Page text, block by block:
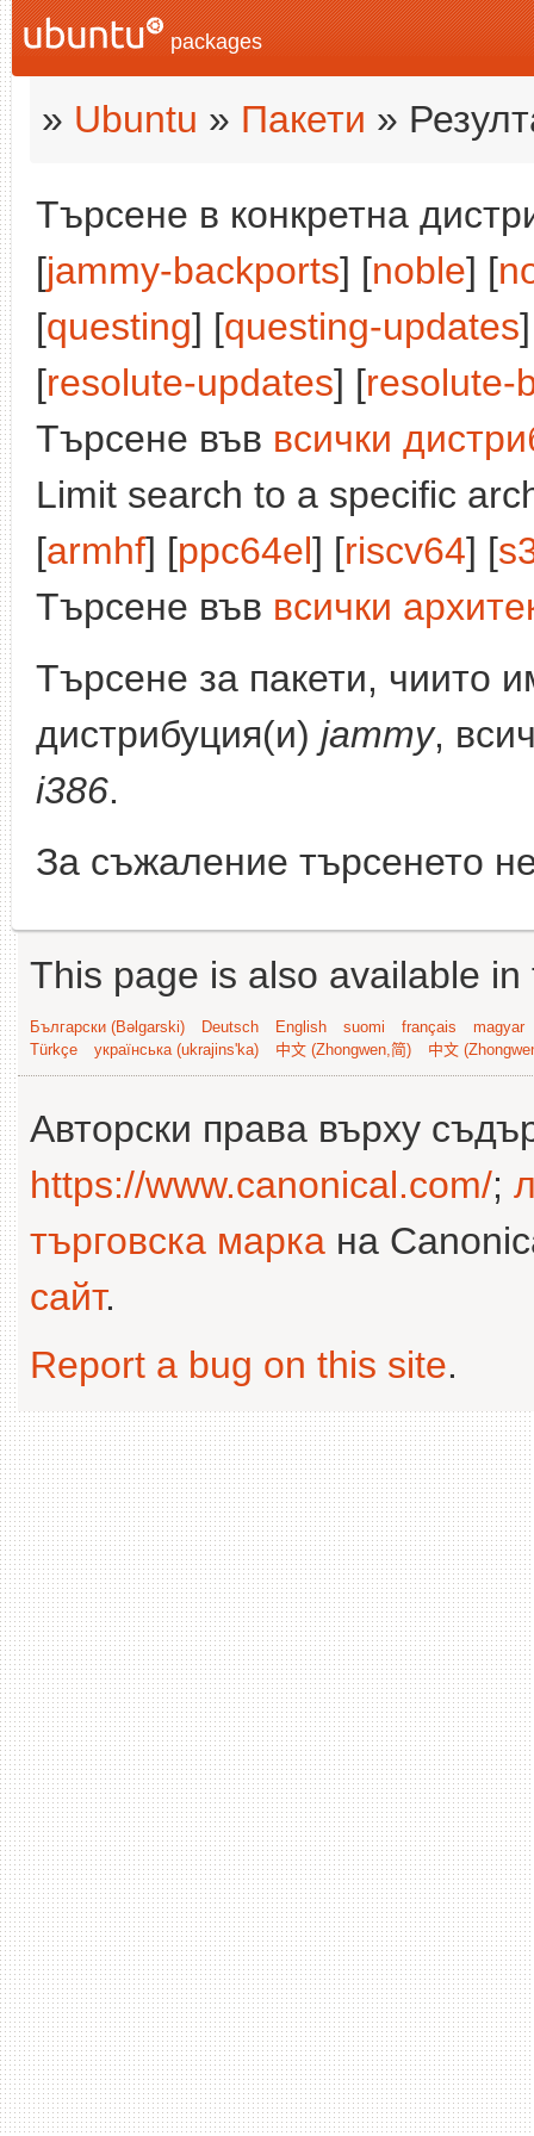
packages
» Ubuntu » Пакети »
Търсене в конкретна
[jammy-backports] [noble] [
[questing] [questing-updates
[resolute-updates] [resolute-
Търсене във всички
Limit search to a specific
[armhf] [ppc64el] [riscv64] [
Търсене във всички
Търсене за пакети, чиито
дистрибуция(и) jammy,
i386.
За съжаление търсенето
This page is also available
Български (Bəlgarski) Deutsch English suomi français
magyar
Türkçe
українська (ukrajins'ka) 中文 (Zhongwen,简) 中文
Авторски права върху
https://www.canonical.com/;
търговска марка на
сайт.
Report a bug on this site.